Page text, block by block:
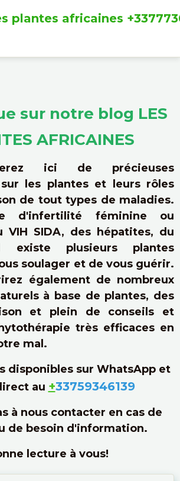
plantes africaines
sur notre blog LES
AFRICAINES
ici de précieuses
les plantes et leurs rôles
de tout types de maladies.
d'infertilité féminine ou
VIH SIDA, des hépatites, du
existe plusieurs plantes
soulager et de vous guérir.
également de nombreux
à base de plantes, des
et plein de conseils et
très efficaces en
mal.
disponibles sur WhatsApp et
au +33759346139
à nous contacter en cas de
de besoin d'information.
lecture à vous!